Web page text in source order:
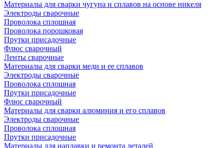
Материалы для сварки чугуна и сплавов на основе никеля
Электроды сварочные
Проволока сплошная
Проволока порошковая
Прутки присадочные
Флюс сварочный
Ленты сварочные
Материалы для сварки меди и ее сплавов
Электроды сварочные
Проволока сплошная
Прутки присадочные
Флюс сварочный
Материалы для сварки алюминия и его сплавов
Электроды сварочные
Проволока сплошная
Прутки присадочные
Материалы для наплавки и ремонта деталей